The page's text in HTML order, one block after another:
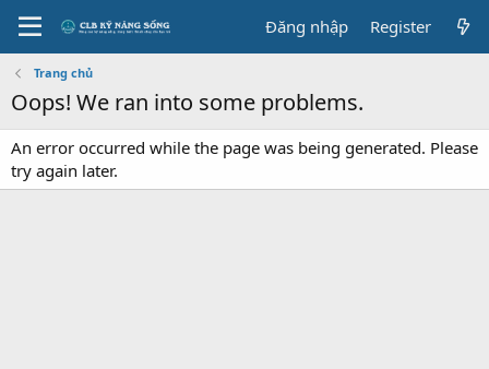
Đăng nhập Register
Trang chủ
Oops! We ran into some problems.
An error occurred while the page was being generated. Please
try again later.